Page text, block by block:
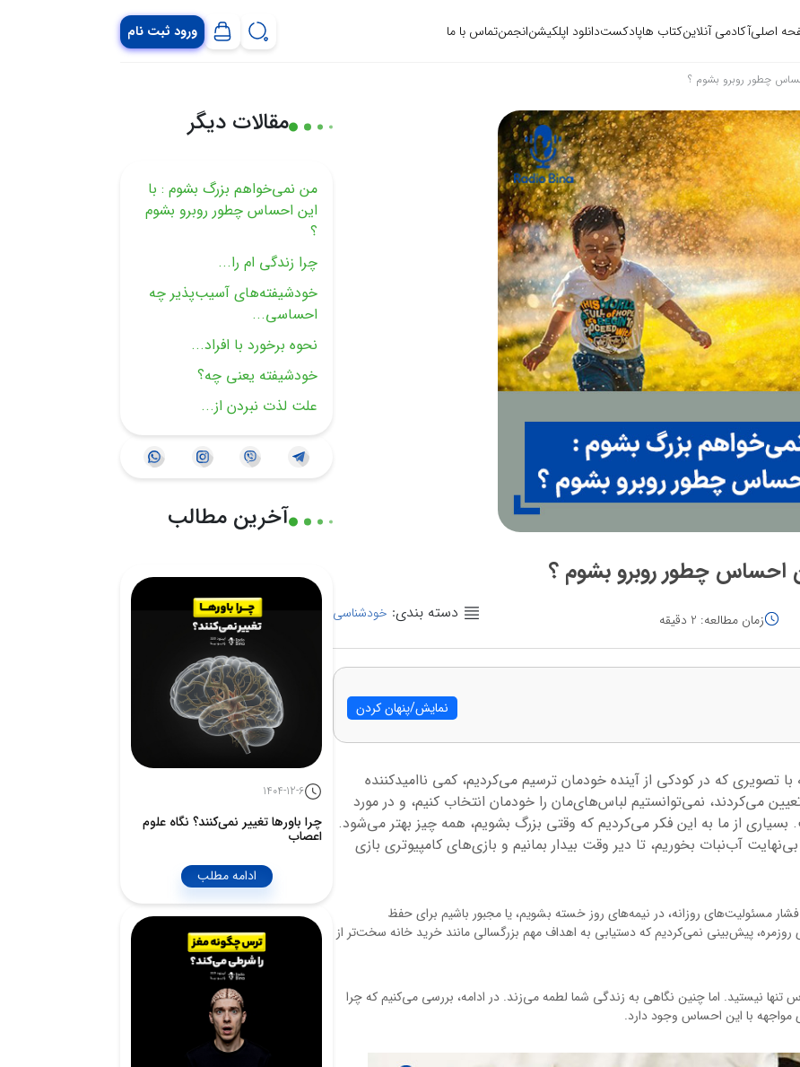
اصلیآکادمی آنلاینکتاب هاپادکستدانلود اپلکیشنانجمنتماس با ما ورود ثبت نام
چطور روبرو بشوم ؟
احساس چطور روبرو بشوم ؟
زمان مطالعه: 2 دقیقه دسته بندی: خودشناسی
نمایش/پنهان کردن
تصویری که در کودکی از آینده خودمان ترسیم می‌کردیم، کمی ناامیدکننده
می‌کردند، نمی‌توانستیم لباس‌های‌مان را خودمان انتخاب کنیم، و در مورد
از ما به این فکر می‌کردیم که وقتی بزرگ بشویم، همه چیز بهتر می‌شود.
آب‌نبات بخوریم، تا دیر وقت بیدار بمانیم و بازی‌های کامپیوتری بازی
مسئولیت‌های روزانه، در نیمه‌های روز خسته بشویم، یا مجبور باشیم برای حفظ
روزمره، پیش‌بینی نمی‌کردیم که دستیابی به اهداف مهم بزرگسالی مانند خرید خانه سخت‌تر از
تنها نیستید. اما چنین نگاهی به زندگی شما لطمه می‌زند. در ادامه، بررسی می‌کنیم که چرا
با این احساس وجود دارد.
مقالات دیگر
من نمی‌خواهم بزرگ بشوم : با
این احساس چطور روبرو بشوم
؟
چرا زندگی ام را...
خودشیفته‌های آسیب‌پذیر چه
احساسی...
نحوه برخورد با افراد...
خودشیفته یعنی چه؟
علت لذت نبردن از...
آخرین مطالب
1404-12-6
چرا باورها تغییر نمی‌کنند؟ نگاه علوم
اعصاب
ادامه مطلب